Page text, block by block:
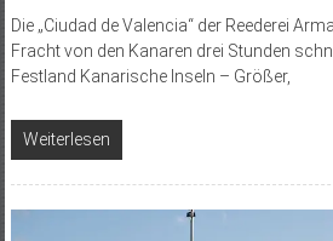
Die „Ciudad de Valencia“ der Reederei
Fracht von den Kanaren drei Stunden
Festland Kanarische Inseln – Größer,
Weiterlesen